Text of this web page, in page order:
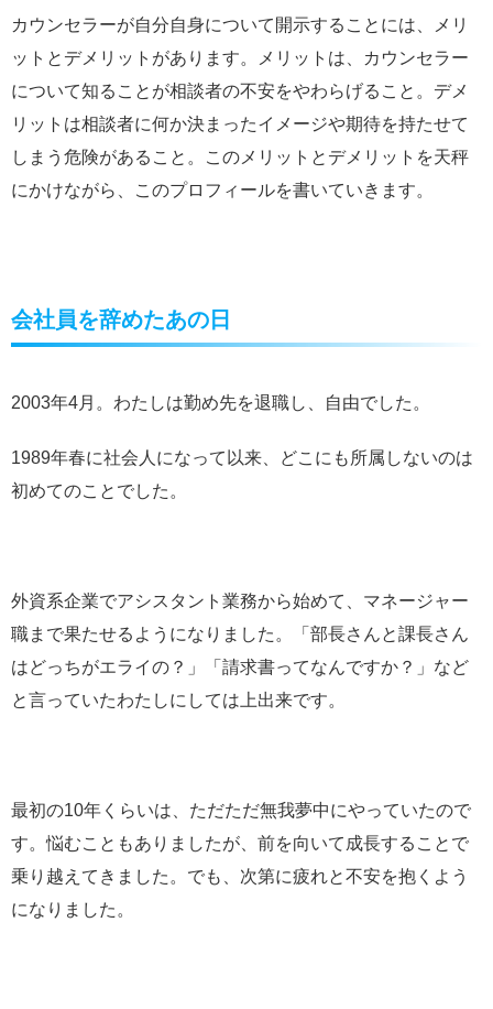
カウンセラーが自分自身について開示することには、メリ
ットとデメリットがあります。メリットは、カウンセラー
について知ることが相談者の不安をやわらげること。デメ
リットは相談者に何か決まったイメージや期待を持たせて
しまう危険があること。このメリットとデメリットを天秤
にかけながら、このプロフィールを書いていきます。
会社員を辞めたあの日
2003年4月。わたしは勤め先を退職し、自由でした。
1989年春に社会人になって以来、どこにも所属しないのは
初めてのことでした。
外資系企業でアシスタント業務から始めて、マネージャー
職まで果たせるようになりました。「部長さんと課長さん
はどっちがエライの？」「請求書ってなんですか？」など
と言っていたわたしにしては上出来です。
最初の10年くらいは、ただただ無我夢中にやっていたので
す。悩むこともありましたが、前を向いて成長することで
乗り越えてきました。でも、次第に疲れと不安を抱くよう
になりました。